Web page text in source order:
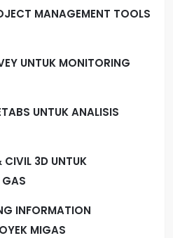
MANAGEMENT TOOLS
UNTUK MONITORING
UNTUK ANALISIS
3D UNTUK
GAS
INFORMATION
MIGAS